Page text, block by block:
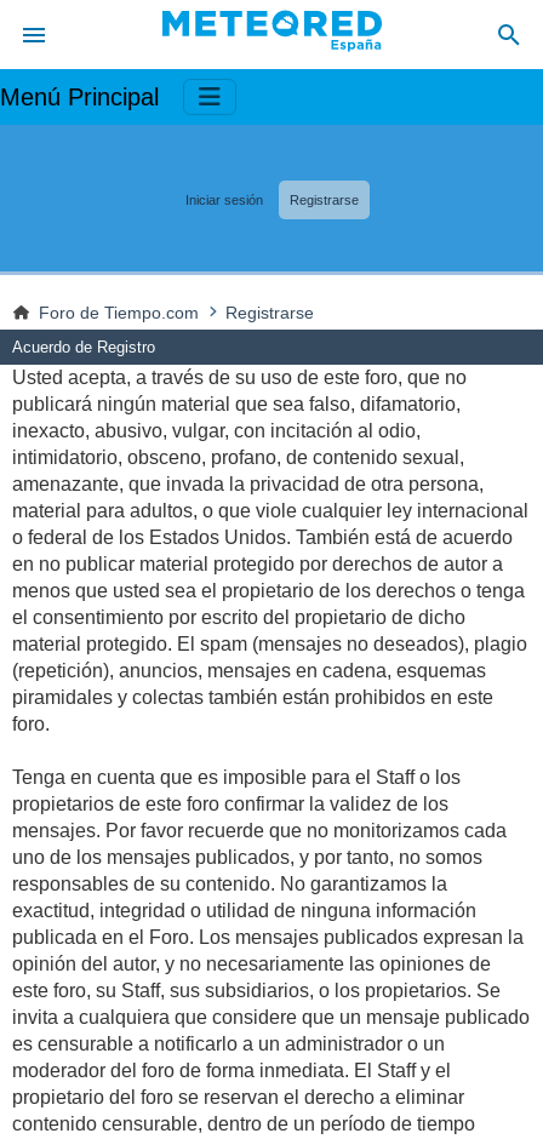
Menú Principal
Iniciar sesión Registrarse
Foro de Tiempo.com Registrarse
Acuerdo de Registro
Usted acepta, a través de su uso de este foro, que no
publicará ningún material que sea falso, difamatorio,
inexacto, abusivo, vulgar, con incitación al odio,
intimidatorio, obsceno, profano, de contenido sexual,
amenazante, que invada la privacidad de otra persona,
material para adultos, o que viole cualquier ley internacional
o federal de los Estados Unidos. También está de acuerdo
en no publicar material protegido por derechos de autor a
menos que usted sea el propietario de los derechos o tenga
el consentimiento por escrito del propietario de dicho
material protegido. El spam (mensajes no deseados), plagio
(repetición), anuncios, mensajes en cadena, esquemas
piramidales y colectas también están prohibidos en este
foro.
Tenga en cuenta que es imposible para el Staff o los
propietarios de este foro confirmar la validez de los
mensajes. Por favor recuerde que no monitorizamos cada
uno de los mensajes publicados, y por tanto, no somos
responsables de su contenido. No garantizamos la
exactitud, integridad o utilidad de ninguna información
publicada en el Foro. Los mensajes publicados expresan la
opinión del autor, y no necesariamente las opiniones de
este foro, su Staff, sus subsidiarios, o los propietarios. Se
invita a cualquiera que considere que un mensaje publicado
es censurable a notificarlo a un administrador o un
moderador del foro de forma inmediata. El Staff y el
propietario del foro se reservan el derecho a eliminar
contenido censurable, dentro de un período de tiempo